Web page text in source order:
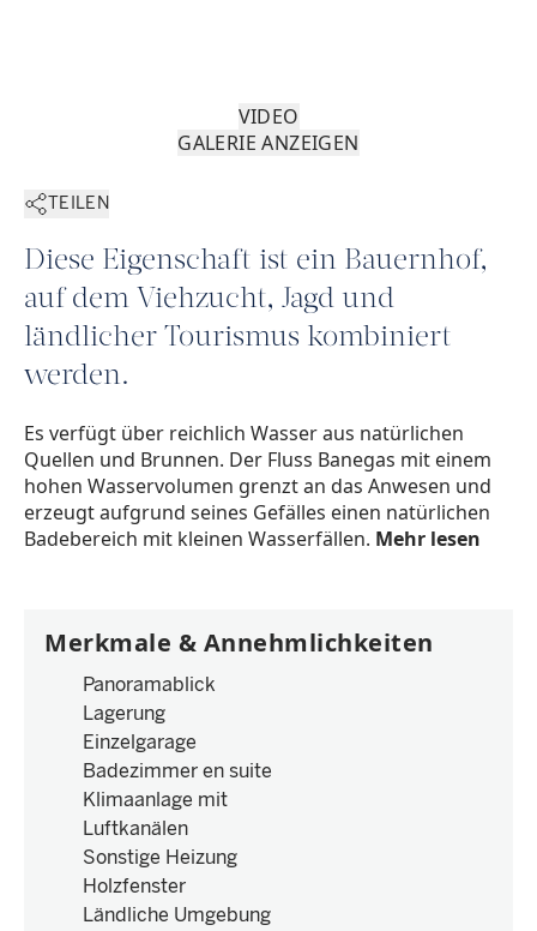
VIDEO
GALERIE ANZEIGEN
TEILEN
Diese Eigenschaft ist ein Bauernhof,
auf dem Viehzucht, Jagd und
ländlicher Tourismus kombiniert
werden.
Es verfügt über reichlich Wasser aus natürlichen
Quellen und Brunnen. Der Fluss Banegas mit einem
hohen Wasservolumen grenzt an das Anwesen und
erzeugt aufgrund seines Gefälles einen natürlichen
Badebereich mit kleinen Wasserfällen. Mehr lesen
Merkmale & Annehmlichkeiten
Panoramablick
Lagerung
Einzelgarage
Badezimmer en suite
Klimaanlage mit
Luftkanälen
Sonstige Heizung
Holzfenster
Ländliche Umgebung